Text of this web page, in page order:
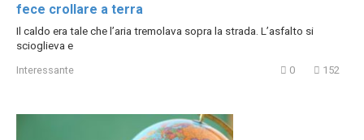
fece crollare a terra
Il caldo era tale che l’aria tremolava sopra la strada. L’asfalto si
scioglieva e
Interessante 0 152